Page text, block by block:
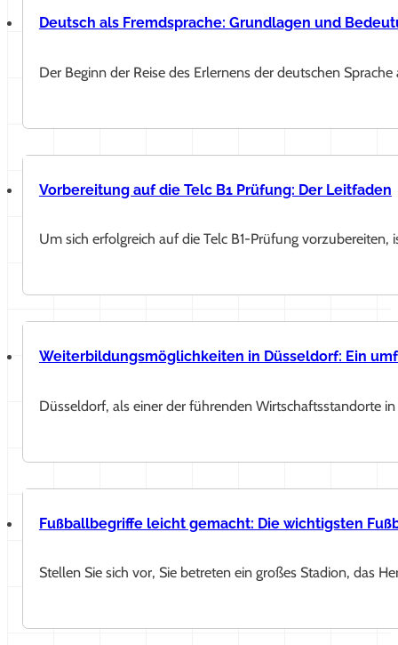
Deutsch als Fremdsprache: Grundlagen und
Der Beginn der Reise des Erlernens der deutschen
Vorbereitung auf die Telc B1 Prüfung: Der Leitfaden
Um sich erfolgreich auf die Telc B1-Prüfung
Weiterbildungsmöglichkeiten in Düsseldorf: Ein
Düsseldorf, als einer der führenden Wirtschaftsstandorte
Fußballbegriffe leicht gemacht: Die wichtigsten
Stellen Sie sich vor, Sie betreten ein großes Stadion, das